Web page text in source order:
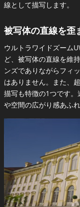
線として描写します。
被写体の直線を歪
ウルトラワイドズーム
ど、被写体の直線を維
ンズでありながらフィ
はありません。また、
描写も特徴の1つです
や空間の広がり感あふ